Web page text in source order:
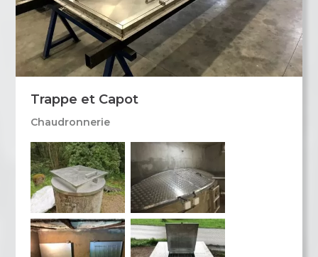
Trappe et Capot
Chaudronnerie